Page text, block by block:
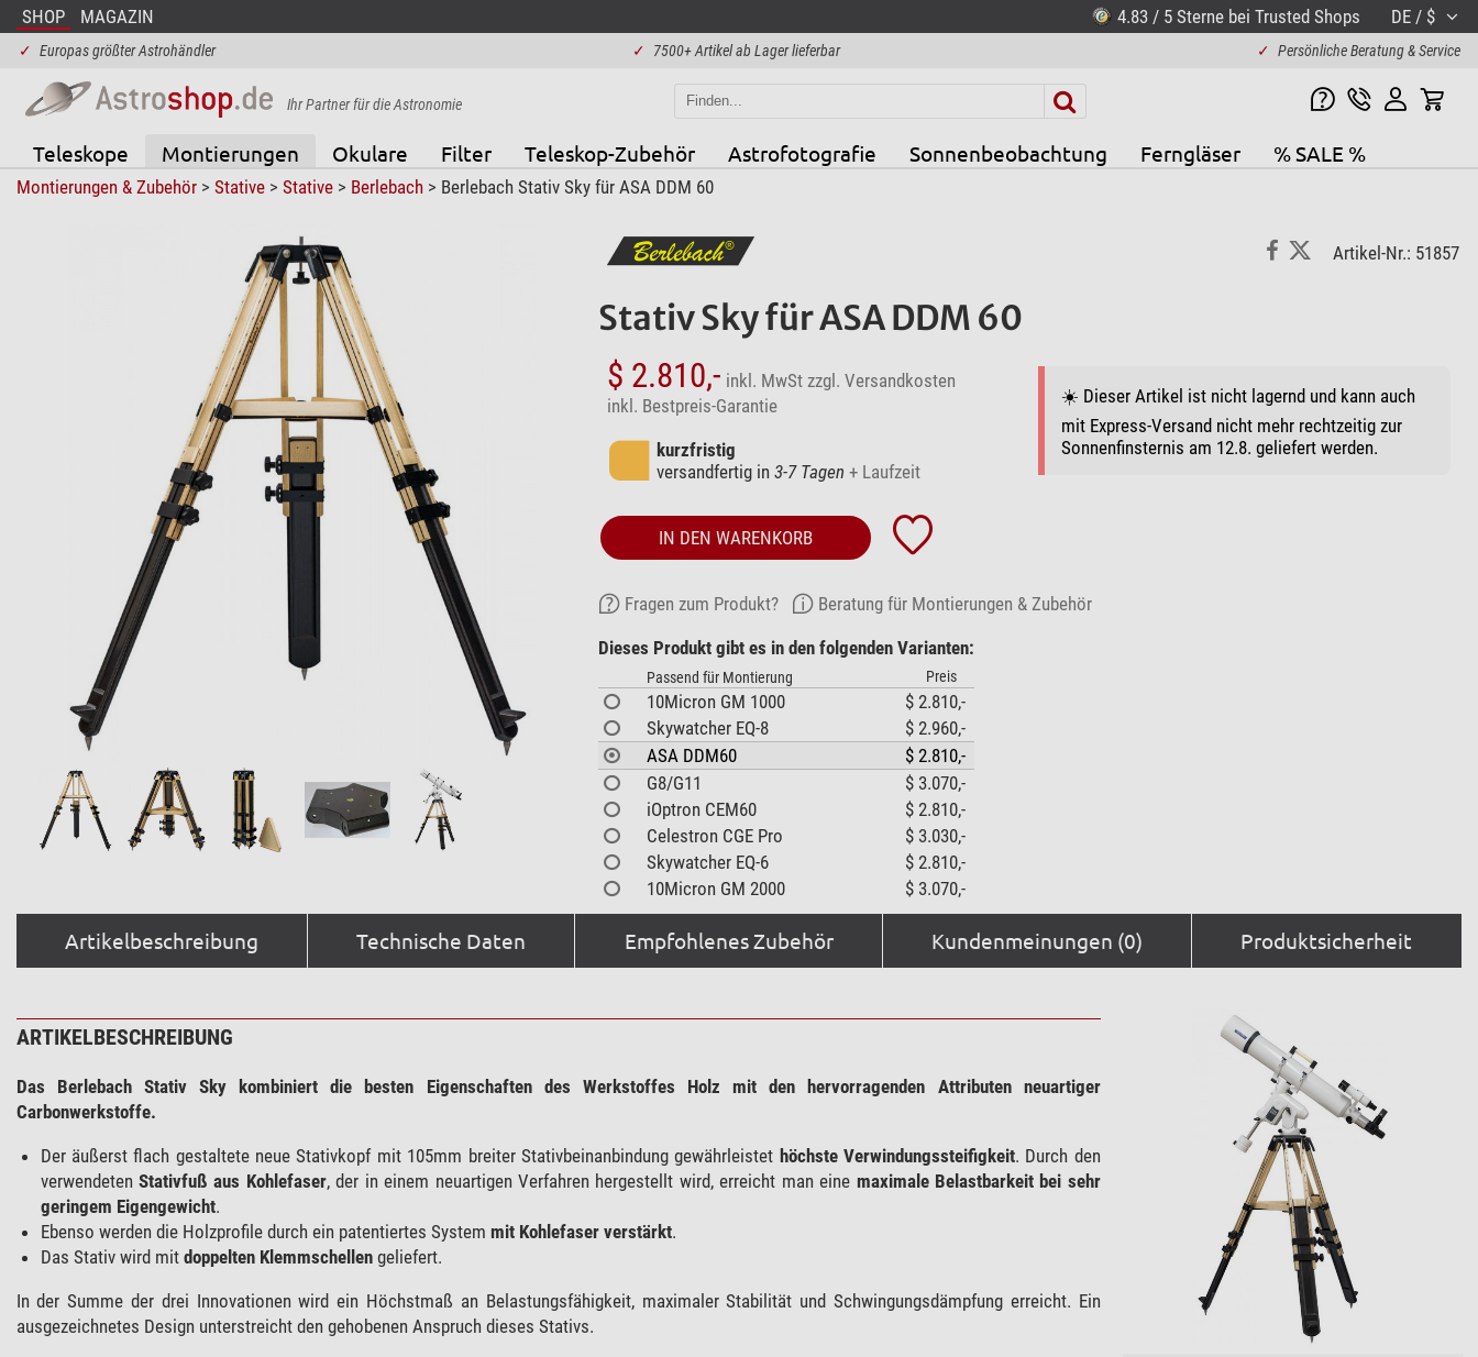
SHOP MAGAZIN 4.83 / 5 Sterne bei Trusted Shops DE / $
✓ Europas größter Astrohändler ✓ 7500+ Artikel ab Lager lieferbar ✓ Persönliche Beratung & Service
Ihr Partner für die Astronomie
Teleskope Montierungen Okulare Filter Teleskop-Zubehör Astrofotografie Sonnenbeobachtung Ferngläser % SALE %
Montierungen & Zubehör> Stative> Stative> Berlebach> Berlebach Stativ Sky für ASA DDM 60
Artikel-Nr.: 51857
Stativ Sky für ASA DDM 60
$ 2.810,- inkl. MwSt zzgl. Versandkosten
inkl. Bestpreis-Garantie
kurzfristig
versandfertig in 3-7 Tagen + Laufzeit
☀️ Dieser Artikel ist nicht lagernd und kann auch
mit Express-Versand nicht mehr rechtzeitig zur
Sonnenfinsternis am 12.8. geliefert werden.
IN DEN WARENKORB
Fragen zum Produkt?
Beratung für Montierungen & Zubehör
Dieses Produkt gibt es in den folgenden Varianten:
Passend für Montierung Preis
10Micron GM 1000
$ 2.810,-
Skywatcher EQ-8
$ 2.960,-
ASA DDM60
$ 2.810,-
G8/G11
$ 3.070,-
iOptron CEM60
$ 2.810,-
Celestron CGE Pro
$ 3.030,-
Skywatcher EQ-6
$ 2.810,-
10Micron GM 2000
$ 3.070,-
Artikelbeschreibung Technische Daten Empfohlenes Zubehör Kundenmeinungen (0) Produktsicherheit
ARTIKELBESCHREIBUNG
Das Berlebach Stativ Sky kombiniert die besten Eigenschaften des Werkstoffes Holz mit den hervorragenden Attributen neuartiger
Carbonwerkstoffe.
Der äußerst flach gestaltete neue Stativkopf mit 105mm breiter Stativbeinanbindung gewährleistet höchste Verwindungssteifigkeit. Durch den
verwendetenStativfuß aus Kohlefaser, der in einem neuartigen Verfahren hergestellt wird, erreicht man eine maximale Belastbarkeit bei sehr
geringem Eigengewicht.
Ebenso werden die Holzprofile durch ein patentiertes System mit Kohlefaser verstärkt.
Das Stativ wird mit doppelten Klemmschellengeliefert.
In der Summe der drei Innovationen wird ein Höchstmaß an Belastungsfähigkeit, maximaler Stabilität und Schwingungsdämpfung erreicht. Ein
ausgezeichnetes Design unterstreicht den gehobenen Anspruch dieses Stativs.